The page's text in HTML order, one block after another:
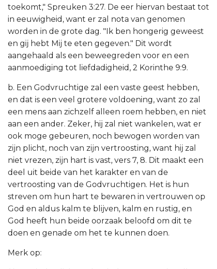
toekomt," Spreuken 3:27. De eer hiervan bestaat tot
in eeuwigheid, want er zal nota van genomen
worden in de grote dag. "Ik ben hongerig geweest
en gij hebt Mij te eten gegeven." Dit wordt
aangehaald als een beweegreden voor en een
aanmoediging tot liefdadigheid, 2 Korinthe 9:9.
b. Een Godvruchtige zal een vaste geest hebben,
en dat is een veel grotere voldoening, want zo zal
een mens aan zichzelf alleen roem hebben, en niet
aan een ander. Zeker, hij zal niet wankelen, wat er
ook moge gebeuren, noch bewogen worden van
zijn plicht, noch van zijn vertroosting, want hij zal
niet vrezen, zijn hart is vast, vers 7, 8. Dit maakt een
deel uit beide van het karakter en van de
vertroosting van de Godvruchtigen. Het is hun
streven om hun hart te bewaren in vertrouwen op
God en aldus kalm te blijven, kalm en rustig, en
God heeft hun beide oorzaak beloofd om dit te
doen en genade om het te kunnen doen.
Merk op: